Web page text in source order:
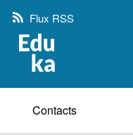
Flux RSS
Contacts